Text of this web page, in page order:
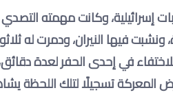
إسرائيلية، وكانت مهمته
ونشبت فيها النيران، ودمرت له
في إحدى الحفر لعدة
المعركة تسجيلًا لتلك اللحظة